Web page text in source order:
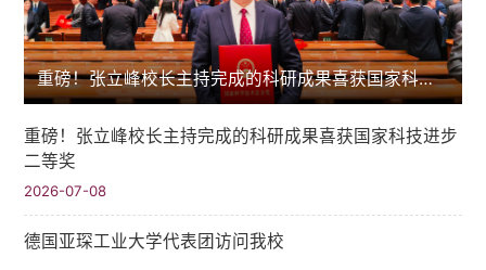
重磅！张立峰校长主持完成的科研成果喜获国家科技进步二等奖
重磅！张立峰校长主持完成的科研成果喜获国家科技进步
二等奖
2026-07-08
德国亚琛工业大学代表团访问我校